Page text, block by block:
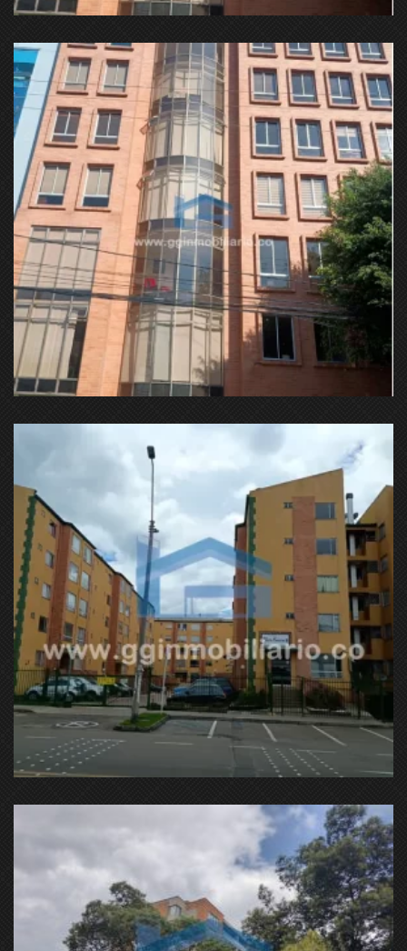
Cl. 106 #56-62, Suba, Bogotá, Colombia
Cl. 106 #56-62, Suba, Bogotá, Colombia
Carrera 48 # 174b - 7